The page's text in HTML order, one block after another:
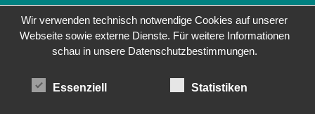
Wir verwenden technisch notwendige Cookies auf unserer
Webseite sowie externe Dienste. Für weitere Informationen
schau in unsere Datenschutzbestimmungen.
Essenziell Statistiken